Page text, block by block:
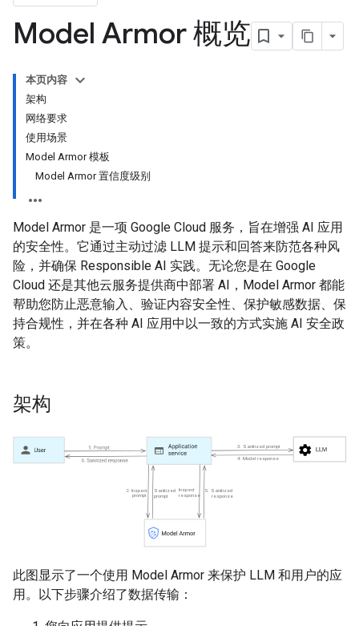
Model Armor 概览
本页内容
架构
网络要求
使用场景
Model Armor 模板
Model Armor 置信度级别
Model Armor 是一项 Google Cloud 服务，旨在增强 AI 应用
的安全性。它通过主动过滤 LLM 提示和回答来防范各种风
险，并确保 Responsible AI 实践。无论您是在 Google
Cloud 还是其他云服务提供商中部署 AI，Model Armor 都能
帮助您防止恶意输入、验证内容安全性、保护敏感数据、保
持合规性，并在各种 AI 应用中以一致的方式实施 AI 安全政
策。
架构
此图显示了一个使用 Model Armor 来保护 LLM 和用户的应
用。以下步骤介绍了数据传输：